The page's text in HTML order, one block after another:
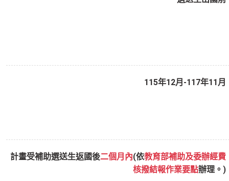
115年12月-117年11月
計畫受補助選送生返國後二個月內(依教育部補助及委辦經費
核撥結報作業要點辦理。)